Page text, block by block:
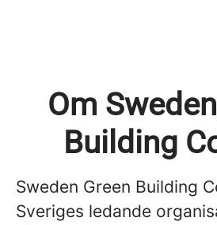
Om
Building
Sweden Green Building
Sveriges ledande